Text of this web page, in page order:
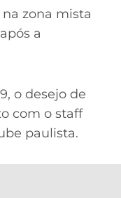
zona mista
a
o desejo de
com o staff
paulista.